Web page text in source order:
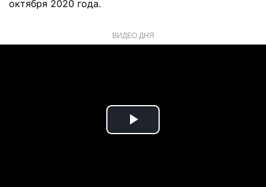
октября 2020 года.
ВИДЕО ДНЯ
Play